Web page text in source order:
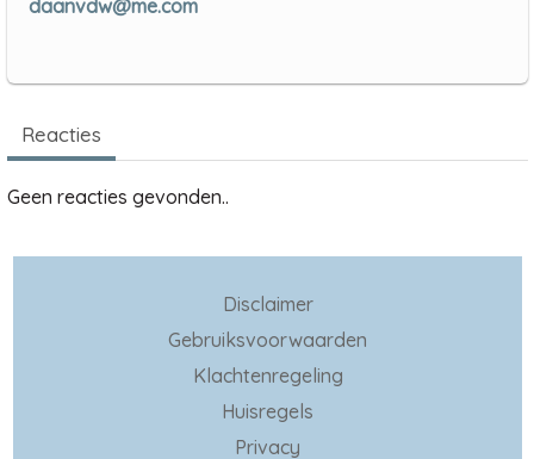
daanvdw@me.com
Reacties
Geen reacties gevonden..
Disclaimer
Gebruiksvoorwaarden
Klachtenregeling
Huisregels
Privacy